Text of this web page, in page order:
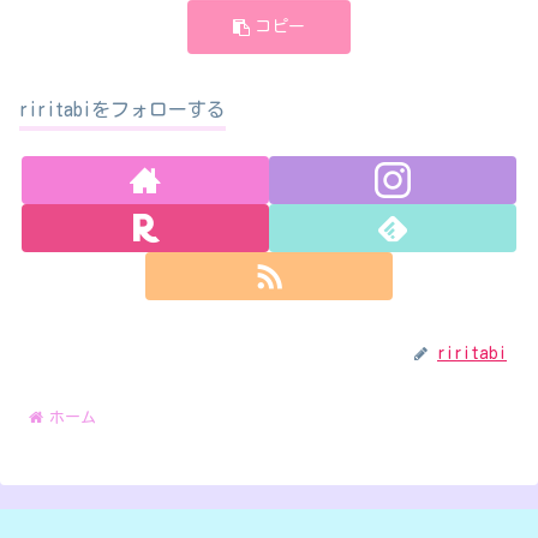
コピー
riritabiをフォローする
riritabi
ホーム